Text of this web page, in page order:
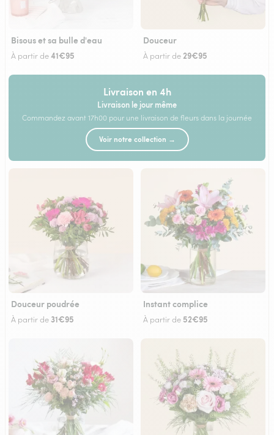
Bisous et sa bulle d'eau
À partir de41€95
Douceur
À partir de29€95
Livraison en 4h
Livraison le jour même
Commandez avant 17h00 pour une livraison de fleurs dans la journée
Voir notre collection →
Douceur poudrée
À partir de 31€95
Instant complice
À partir de 52€95